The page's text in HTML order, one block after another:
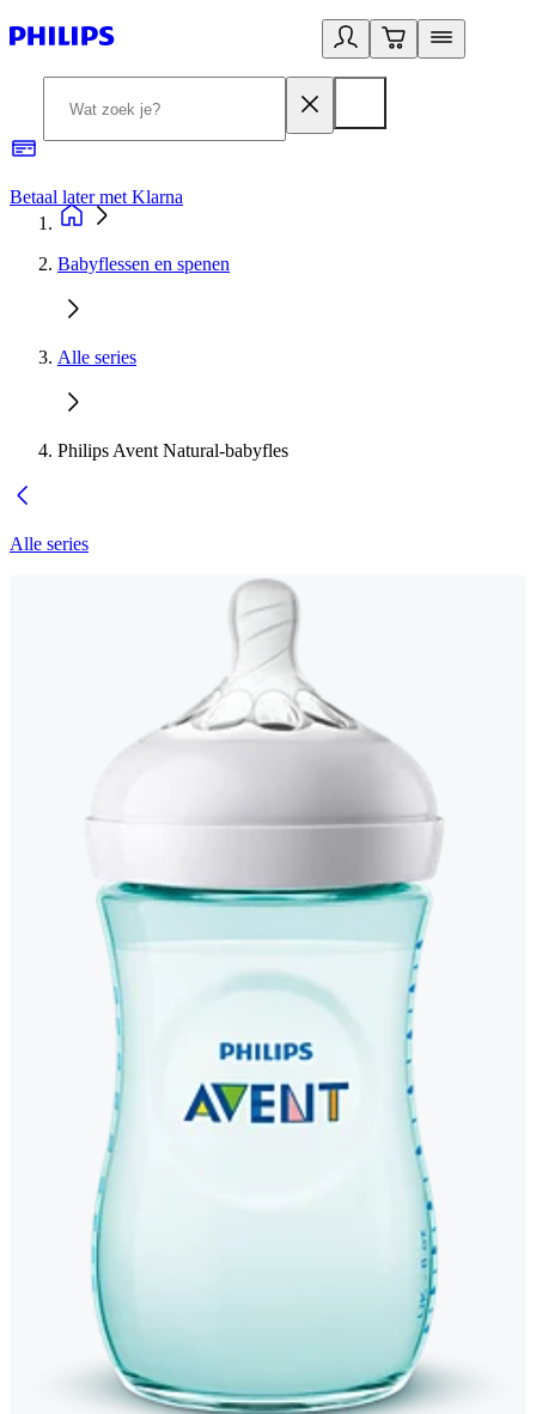
Betaal later met Klarna
Babyflessen en spenen
Alle series
Philips Avent Natural-babyfles
Alle series